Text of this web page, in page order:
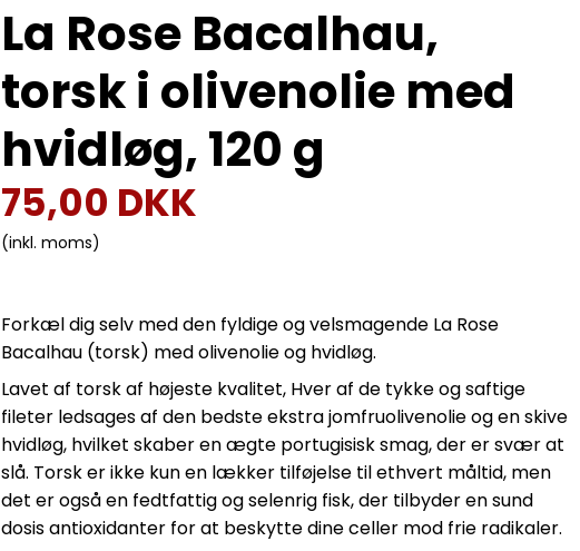
La Rose Bacalhau,
torsk i olivenolie med
hvidløg, 120 g
75,00 DKK
(inkl. moms)
Forkæl dig selv med den fyldige og velsmagende La Rose
Bacalhau (torsk) med olivenolie og hvidløg.
Lavet af torsk af højeste kvalitet, Hver af de tykke og saftige
fileter ledsages af den bedste ekstra jomfruolivenolie og en skive
hvidløg, hvilket skaber en ægte portugisisk smag, der er svær at
slå. Torsk er ikke kun en lækker tilføjelse til ethvert måltid, men
det er også en fedtfattig og selenrig fisk, der tilbyder en sund
dosis antioxidanter for at beskytte dine celler mod frie radikaler.